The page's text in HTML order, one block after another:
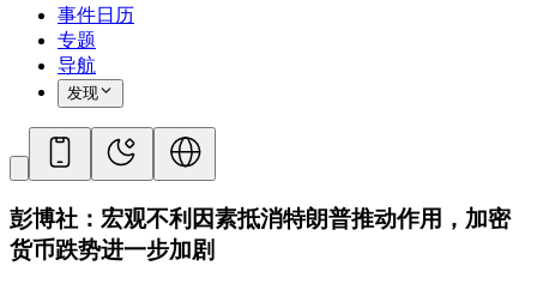
事件日历
专题
导航
发现
彭博社：宏观不利因素抵消特朗普推动作用，加密
货币跌势进一步加剧